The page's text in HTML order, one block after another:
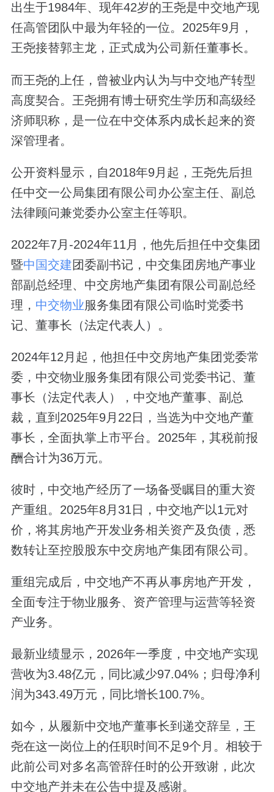
出生于1984年、现年42岁的王尧是中交地产现
任高管团队中最为年轻的一位。2025年9月，
王尧接替郭主龙，正式成为公司新任董事长。
而王尧的上任，曾被业内认为与中交地产转型
高度契合。王尧拥有博士研究生学历和高级经
济师职称，是一位在中交体系内成长起来的资
深管理者。
公开资料显示，自2018年9月起，王尧先后担
任中交一公局集团有限公司办公室主任、副总
法律顾问兼党委办公室主任等职。
2022年7月-2024年11月，他先后担任中交集团
暨中国交建团委副书记，中交集团房地产事业
部副总经理、中交房地产集团有限公司副总经
理， 中交物业服务集团有限公司临时党委书
记、董事长（法定代表人）。
2024年12月起，他担任中交房地产集团党委常
委，中交物业服务集团有限公司党委书记、董
事长（法定代表人），中交地产董事、副总
裁，直到2025年9月22日，当选为中交地产董
事长，全面执掌上市平台。2025年，其税前报
酬合计为36万元。
彼时，中交地产经历了一场备受瞩目的重大资
产重组。2025年8月31日，中交地产以1元对
价，将其房地产开发业务相关资产及负债，悉
数转让至控股股东中交房地产集团有限公司。
重组完成后，中交地产不再从事房地产开发，
全面专注于物业服务、资产管理与运营等轻资
产业务。
最新业绩显示，2026年一季度，中交地产实现
营收为3.48亿元，同比减少97.04%；归母净利
润为343.49万元，同比增长100.7%。
如今，从履新中交地产董事长到递交辞呈，王
尧在这一岗位上的任职时间不足9个月。相较于
此前公司对多名高管辞任时的公开致谢，此次
中交地产并未在公告中提及感谢。